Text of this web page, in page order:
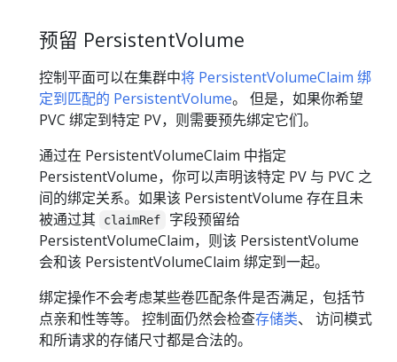
预留 PersistentVolume
控制平面可以在集群中将 PersistentVolumeClaim 绑
定到匹配的 PersistentVolume。 但是，如果你希望
PVC 绑定到特定 PV，则需要预先绑定它们。
通过在 PersistentVolumeClaim 中指定
PersistentVolume，你可以声明该特定 PV 与 PVC 之
间的绑定关系。如果该 PersistentVolume 存在且未
被通过其
claimRef
字段预留给
PersistentVolumeClaim，则该 PersistentVolume
会和该 PersistentVolumeClaim 绑定到一起。
绑定操作不会考虑某些卷匹配条件是否满足，包括节
点亲和性等等。 控制面仍然会检查存储类、 访问模式
和所请求的存储尺寸都是合法的。